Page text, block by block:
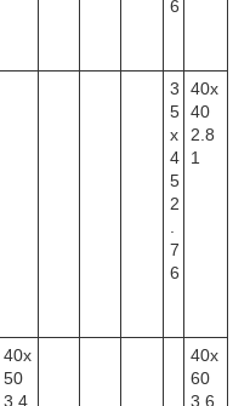
6
3
5
x
4
5
2
7
6
40x
40
2.8
1
40x
50
3.4
40x
60
3.6